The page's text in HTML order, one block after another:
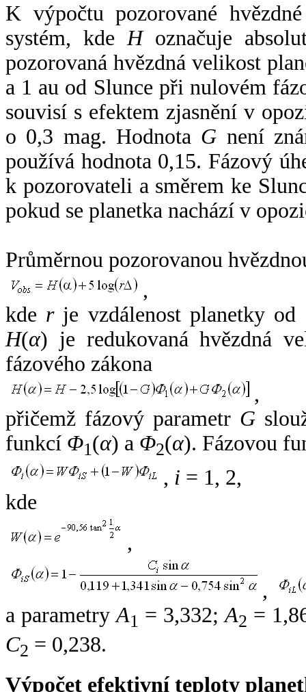
K výpočtu pozorované
systém, kde Hoznačuje
pozorovaná hvězdná velikost
a 1 au od Slunce při nulovém
souvisí s efektem zjasnění v
o 0,3 mag. Hodnota G není
používá hodnota 0,15. Fázový
k pozorovateli a směrem ke
pokud se planetka nachází v
Průměrnou pozorovanou
,
kde rje vzdálenost planetky od
H(α) je redukovaná hvězdná
fázového zákona
,
přičemž fázový parametr G
funkcí Φ1(α) a Φ2(α). Fázovou
, i = 1, 2,
kde
,
,
a parametryA1 = 3,332;A2 =
C2 = 0,238.
Výpočet efektivní teploty